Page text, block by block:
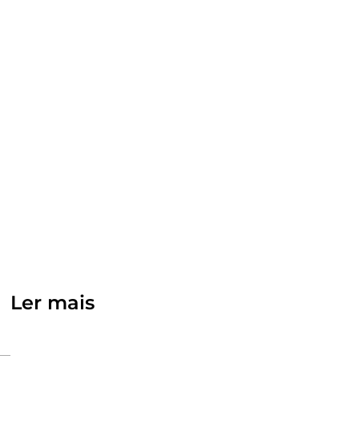
Ler mais